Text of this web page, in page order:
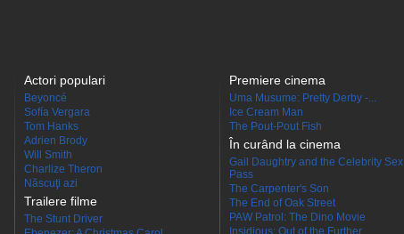
Actori populari
Beyoncé
Sofía Vergara
Tom Hanks
Adrien Brody
Will Smith
Charlize Theron
Născuţi azi
Trailere filme
The Stunt Driver
Premiere cinema
Uma Musume: Pretty Derby -...
Ice Cream Man
The Pout-Pout Fish
În curând la cinema
Gail Daughtry and the Celebrity Sex
Pass
The Carpenter's Son
The End of Oak Street
PAW Patrol: The Dino Movie
Insidious: Out of the Further